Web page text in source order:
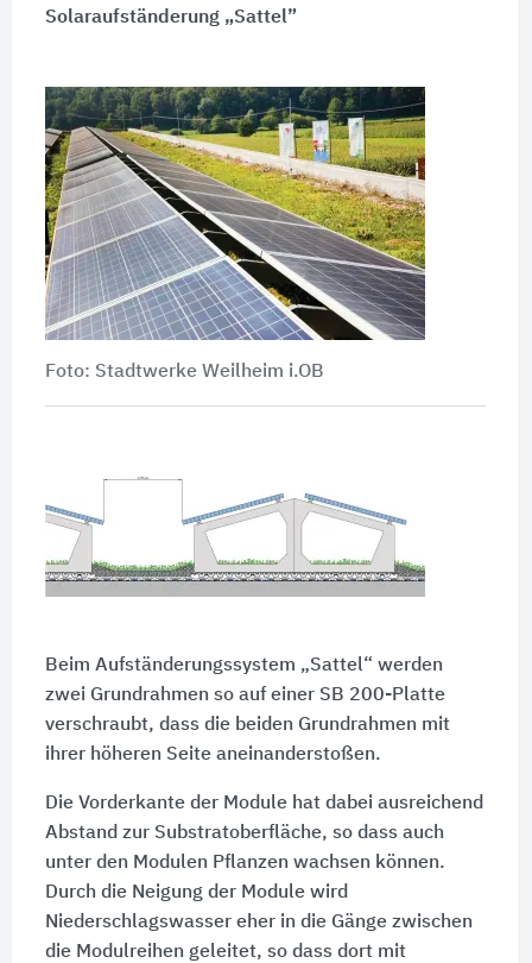
Solaraufständerung „Sattel”
Foto: Stadtwerke Weilheim i.OB
Beim Aufständerungssystem „Sattel“ werden
zwei Grundrahmen so auf einer SB 200-Platte
verschraubt, dass die beiden Grundrahmen mit
ihrer höheren Seite aneinanderstoßen.
Die Vorderkante der Module hat dabei ausreichend
Abstand zur Substratoberfläche, so dass auch
unter den Modulen Pflanzen wachsen können.
Durch die Neigung der Module wird
Niederschlagswasser eher in die Gänge zwischen
die Modulreihen geleitet, so dass dort mit